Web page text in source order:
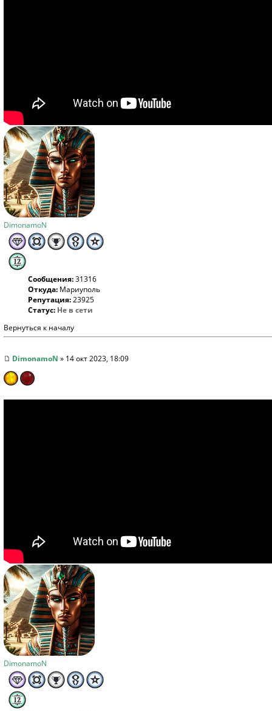
DimonamoN
Сообщения:31316
Откуда: Мариуполь
Репутация:23925
Статус: Не в сети
Вернуться к началу
DimonamoN » 14 окт 2023, 18:09
DimonamoN